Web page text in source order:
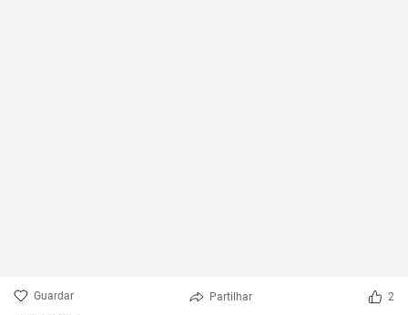
Guardar Partilhar 2